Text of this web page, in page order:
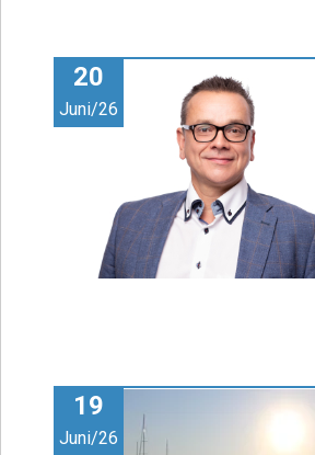
20
Juni/26
19
Juni/26